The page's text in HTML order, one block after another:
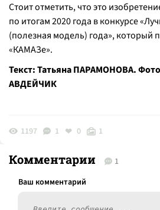
Стоит отметить, что это
по итогам 2020 года в конкурсе
(полезная модель) года», который
«КАМАЗе».
Текст: Татьяна ПАРАМОНОВА.
АВДЕЙЧИК
1197 1 0 1
Комментарии 1